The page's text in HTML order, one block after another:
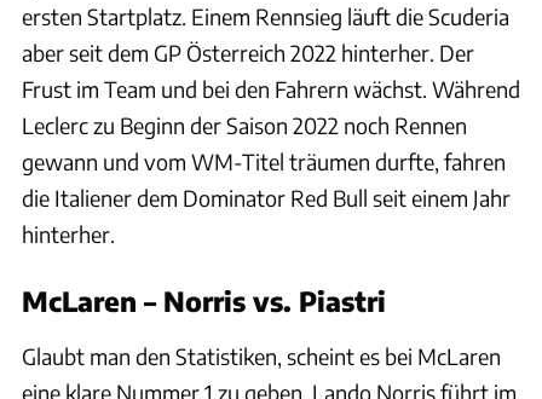
ersten Startplatz. Einem Rennsieg läuft die Scuderia
aber seit dem GP Österreich 2022 hinterher. Der
Frust im Team und bei den Fahrern wächst. Während
Leclerc zu Beginn der Saison 2022 noch Rennen
gewann und vom WM-Titel träumen durfte, fahren
die Italiener dem Dominator Red Bull seit einem Jahr
hinterher.
McLaren – Norris vs. Piastri
Glaubt man den Statistiken, scheint es bei McLaren
eine klare Nummer 1 zu geben. Lando Norris führt im